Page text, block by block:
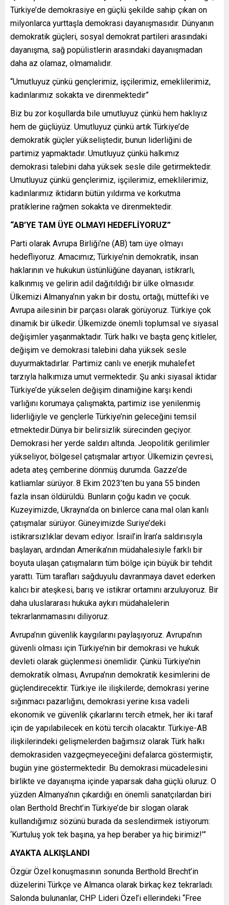
Türkiye’de demokrasiye en güçlü şekilde sahip çıkan on
milyonlarca yurttaşla demokrasi dayanışmasıdır. Dünyanın
demokratik güçleri, sosyal demokrat partileri arasındaki
dayanışma, sağ popülistlerin arasındaki dayanışmadan
daha az olamaz, olmamalıdır.
“Umutluyuz çünkü gençlerimiz, işçilerimiz, emeklilerimiz,
kadınlarımız sokakta ve direnmektedir”
Biz bu zor koşullarda bile umutluyuz çünkü hem haklıyız
hem de güçlüyüz. Umutluyuz çünkü artık Türkiye’de
demokratik güçler yükseliştedir, bunun liderliğini de
partimiz yapmaktadır. Umutluyuz çünkü halkımız
demokrasi talebini daha yüksek sesle dile getirmektedir.
Umutluyuz çünkü gençlerimiz, işçilerimiz, emeklilerimiz,
kadınlarımız iktidarın bütün yıldırma ve korkutma
pratiklerine rağmen sokakta ve direnmektedir.
“AB’YE TAM ÜYE OLMAYI HEDEFLİYORUZ”
Parti olarak Avrupa Birliği’ne (AB) tam üye olmayı
hedefliyoruz. Amacımız; Türkiye’nin demokratik, insan
haklarının ve hukukun üstünlüğüne dayanan, istikrarlı,
kalkınmış ve gelirin adil dağıtıldığı bir ülke olmasıdır.
Ülkemizi Almanya’nın yakın bir dostu, ortağı, müttefiki ve
Avrupa ailesinin bir parçası olarak görüyoruz. Türkiye çok
dinamik bir ülkedir. Ülkemizde önemli toplumsal ve siyasal
değişimler yaşanmaktadır. Türk halkı ve başta genç kitleler,
değişim ve demokrasi talebini daha yüksek sesle
duyurmaktadırlar. Partimiz canlı ve enerjik muhalefet
tarzıyla halkımıza umut vermektedir. Şu anki siyasal iktidar
Türkiye’de yükselen değişim dinamiğine karşı kendi
varlığını korumaya çalışmakta, partimiz ise yenilenmiş
liderliğiyle ve gençlerle Türkiye’nin geleceğini temsil
etmektedir.Dünya bir belirsizlik sürecinden geçiyor.
Demokrasi her yerde saldırı altında. Jeopolitik gerilimler
yükseliyor, bölgesel çatışmalar artıyor. Ülkemizin çevresi,
adeta ateş çemberine dönmüş durumda. Gazze’de
katliamlar sürüyor. 8 Ekim 2023’ten bu yana 55 binden
fazla insan öldürüldü. Bunların çoğu kadın ve çocuk.
Kuzeyimizde, Ukrayna’da on binlerce cana mal olan kanlı
çatışmalar sürüyor. Güneyimizde Suriye’deki
istikrarsızlıklar devam ediyor. İsrail’in İran’a saldırısıyla
başlayan, ardından Amerika’nın müdahalesiyle farklı bir
boyuta ulaşan çatışmaların tüm bölge için büyük bir tehdit
yarattı. Tüm tarafları sağduyulu davranmaya davet ederken
kalıcı bir ateşkesi, barış ve istikrar ortamını arzuluyoruz. Bir
daha uluslararası hukuka aykırı müdahalelerin
tekrarlanmamasını diliyoruz.
Avrupa’nın güvenlik kaygılarını paylaşıyoruz. Avrupa’nın
güvenli olması için Türkiye’nin bir demokrasi ve hukuk
devleti olarak güçlenmesi önemlidir. Çünkü Türkiye’nin
demokratik olması, Avrupa’nın demokratik kesimlerini de
güçlendirecektir. Türkiye ile ilişkilerde; demokrasi yerine
sığınmacı pazarlığını, demokrasi yerine kısa vadeli
ekonomik ve güvenlik çıkarlarını tercih etmek, her iki taraf
için de yapılabilecek en kötü tercih olacaktır. Türkiye-AB
ilişkilerindeki gelişmelerden bağımsız olarak Türk halkı
demokrasiden vazgeçmeyeceğini defalarca göstermiştir,
bugün yine göstermektedir. Bu demokrasi mücadelesini
birlikte ve dayanışma içinde yaparsak daha güçlü oluruz. O
yüzden Almanya’nın çıkardığı en önemli sanatçılardan biri
olan Berthold Brecht’in Türkiye’de bir slogan olarak
kullandığımız sözünü burada da seslendirmek istiyorum:
‘Kurtuluş yok tek başına, ya hep beraber ya hiç birimiz!’”
AYAKTA ALKIŞLANDI
Özgür Özel konuşmasının sonunda Berthold Brecht’in
düzelerini Türkçe ve Almanca olarak birkaç kez tekrarladı.
Salonda bulunanlar, CHP Lideri Özel’i ellerindeki “Free